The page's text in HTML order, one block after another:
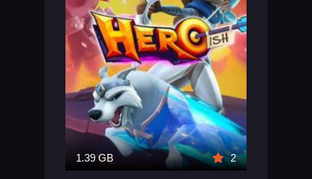
1.39 GB 2